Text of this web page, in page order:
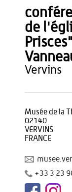
Musée de la Thiérache
de
vervins
Musée de la
02140
VERVINS
FRANCE
+33 3 23